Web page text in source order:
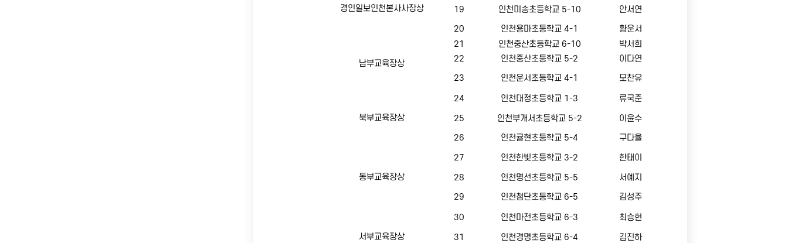
경인일보인천본사사장상 19 인천미송초등학교 5-10
안서연
20
인천용마초등학교 4-1 황운서
남부교육장상
21 인천중산초등학교 6-10
박서희
22
인천중산초등학교 5-2
이다연
23
인천운서초등학교 4-1 모찬유
북부교육장상
24 인천대정초등학교 1-3
류국준
25
인천부개서초등학교 5-2
이윤수
26
인천귤현초등학교 5-4 구다율
동부교육장상
27 인천한빛초등학교 3-2
한태이
28
인천명선초등학교 5-5
서예지
29
인천첨단초등학교 6-5 김성주
서부교육장상
30 인천마전초등학교 6-3
최승현
31
인천경명초등학교 6-4
김진하